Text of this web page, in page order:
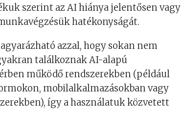
szerint az AI hiánya jelentősen vagy
hatékonyságát.
azzal, hogy sokan nem
találkoznak AI-alapú
működő rendszerekben (például
mobilalkalmazásokban vagy
így a használatuk közvetett